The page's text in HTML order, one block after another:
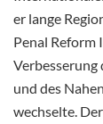
er lange
Penal Reform
Verbesserung
und des
wechselte.